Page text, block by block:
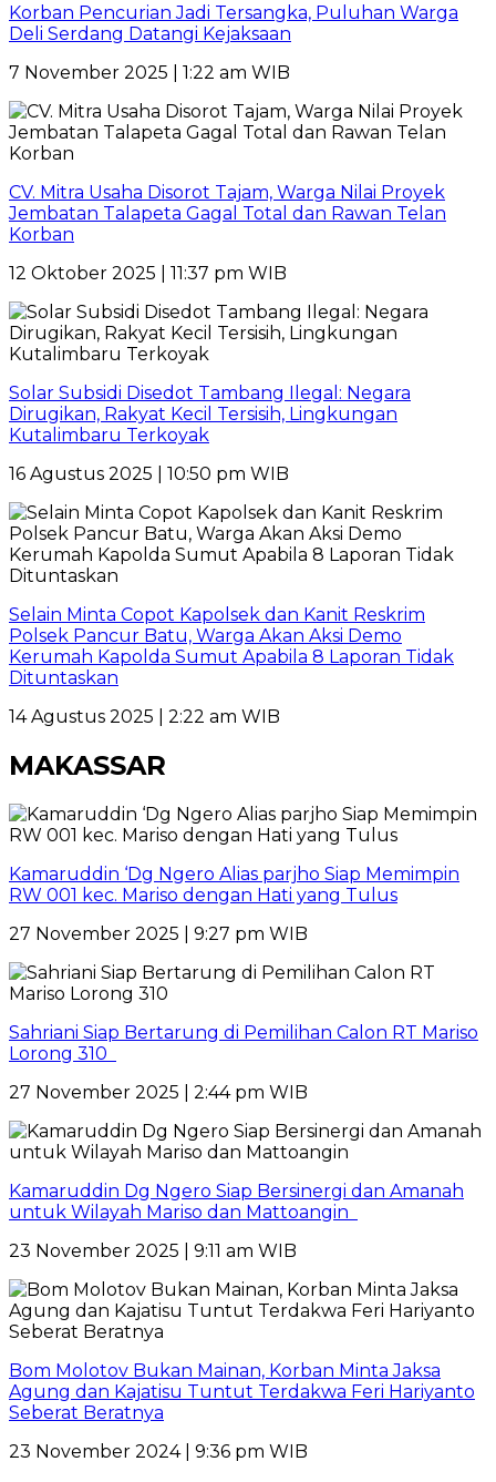
Korban Pencurian Jadi Tersangka, Puluhan Warga
Deli Serdang Datangi Kejaksaan
7 November 2025 | 1:22 am WIB
CV. Mitra Usaha Disorot Tajam, Warga Nilai Proyek
Jembatan Talapeta Gagal Total dan Rawan Telan
Korban
12 Oktober 2025 | 11:37 pm WIB
Solar Subsidi Disedot Tambang Ilegal: Negara
Dirugikan, Rakyat Kecil Tersisih, Lingkungan
Kutalimbaru Terkoyak
16 Agustus 2025 | 10:50 pm WIB
Selain Minta Copot Kapolsek dan Kanit Reskrim
Polsek Pancur Batu, Warga Akan Aksi Demo
Kerumah Kapolda Sumut Apabila 8 Laporan Tidak
Dituntaskan
14 Agustus 2025 | 2:22 am WIB
MAKASSAR
Kamaruddin ‘Dg Ngero Alias parjho Siap Memimpin
RW 001 kec. Mariso dengan Hati yang Tulus
27 November 2025 | 9:27 pm WIB
Sahriani Siap Bertarung di Pemilihan Calon RT Mariso
Lorong 310
27 November 2025 | 2:44 pm WIB
Kamaruddin Dg Ngero Siap Bersinergi dan Amanah
untuk Wilayah Mariso dan Mattoangin
23 November 2025 | 9:11 am WIB
Bom Molotov Bukan Mainan, Korban Minta Jaksa
Agung dan Kajatisu Tuntut Terdakwa Feri Hariyanto
Seberat Beratnya
23 November 2024 | 9:36 pm WIB